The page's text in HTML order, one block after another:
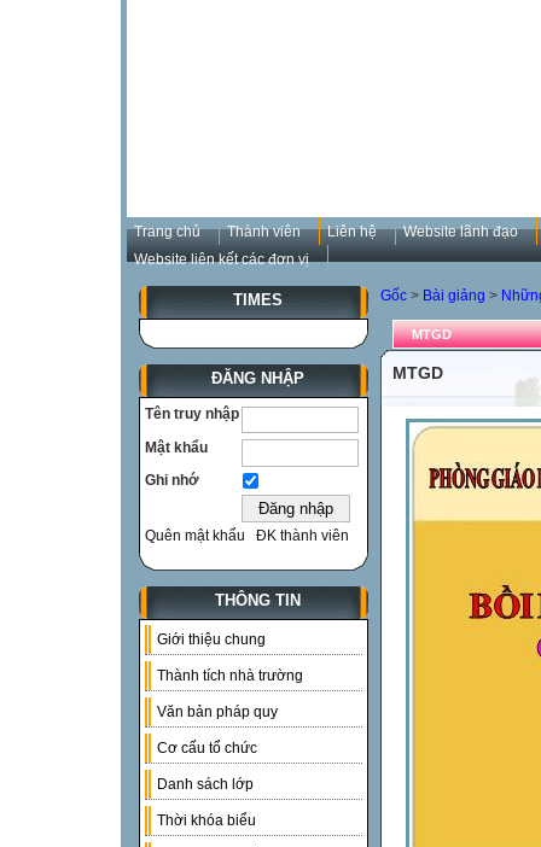
Trang chủ Thành viên Liên hệ
Website lãnh đạo
Website liên kết các đơn vị
TIMES
ĐĂNG NHẬP
Tên truy nhập
Mật khẩu
Ghi nhớ
Quên mật khẩu ĐK thành viên
THÔNG TIN
Giới thiệu chung
Thành tích nhà trường
Văn bản pháp quy
Cơ cấu tổ chức
Danh sách lớp
Thời khóa biểu
Gốc > Bài giảng >
MTGD
MTGD